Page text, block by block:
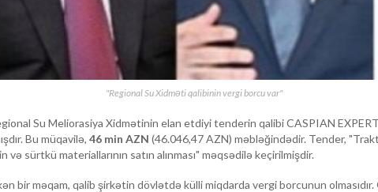
"Regional Su Xidməti qalibinin vergi borcu var"
Su Meliorasiya Xidmətinin elan etdiyi tenderin qalibi CASPIAN
Bu müqavilə, 46 min AZN (46.046,47 AZN) məbləğindədir. Tender,
sürtkü materiallarının satın alınması" məqsədilə keçirilmişdir.
bir məqam, qalib şirkətin dövlətdə külli miqdarda vergi borcunun